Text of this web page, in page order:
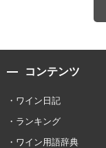
コンテンツ
ワイン日記
ランキング
ワイン用語辞典